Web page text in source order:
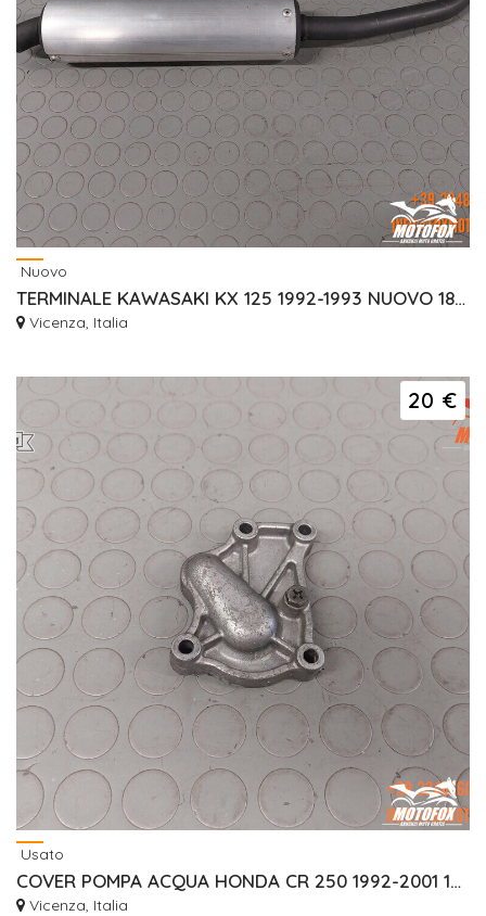
Nuovo
TERMINALE KAWASAKI KX 125 1992-1993 NUOVO 181001053
Vicenza, Italia
20 €
Usato
COVER POMPA ACQUA HONDA CR 250 1992-2001 19221KZ3860
Vicenza, Italia